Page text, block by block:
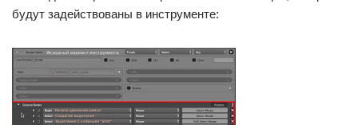
будут задействованы в инструменте: